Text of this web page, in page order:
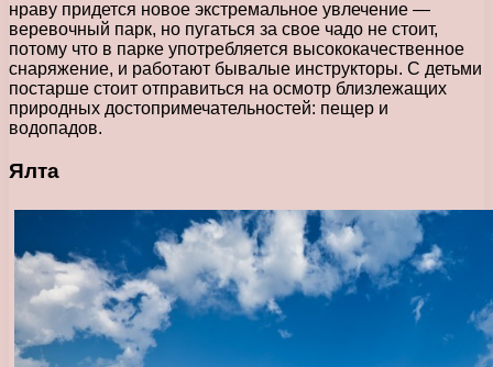
нраву придется новое экстремальное увлечение —
веревочный парк, но пугаться за свое чадо не стоит,
потому что в парке употребляется высококачественное
снаряжение, и работают бывалые инструкторы. С детьми
постарше стоит отправиться на осмотр близлежащих
природных достопримечательностей: пещер и
водопадов.
Ялта